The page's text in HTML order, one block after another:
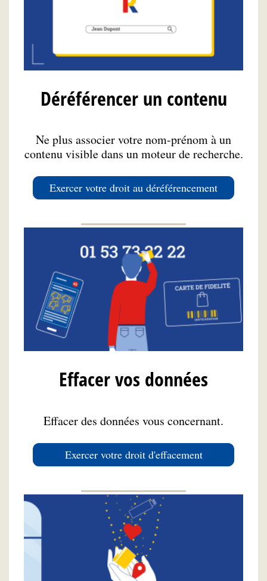
Déréférencer un contenu
Ne plus associer votre nom-prénom à un
contenu visible dans un moteur de recherche.
Exercer votre droit au déréférencement
Effacer vos données
Effacer des données vous concernant.
Exercer votre droit d'effacement